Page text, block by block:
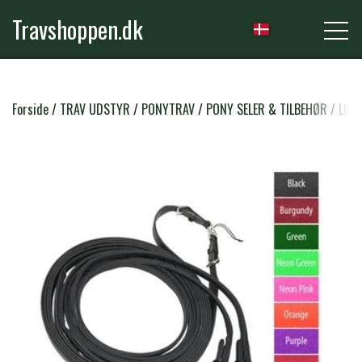
Travshoppen.dk
NYHEDER
GRIMER & TRÆKTOVE
TRENSER & TILBEHØR
SADLER & TILBEHØR
RYTTER
RIDEBUKSER & LEGGINS
TRØJER, BLUSER & T-SHIRTS
PLEJE & STALD
STRIGLER & TILBEHØR
Forside TRAV UDSTYR PONYTRAV PONY SELER & TILBEHØR